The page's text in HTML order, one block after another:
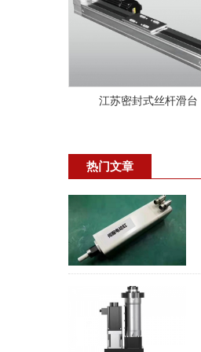
江苏密封式丝杆滑台
热门文章